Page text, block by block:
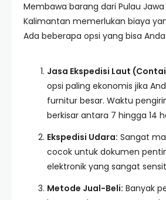
Membawa barang dari Pulau
Kalimantan memerlukan biaya
Ada beberapa opsi yang bisa
Jasa Ekspedisi Laut
opsi paling ekonomis jika
furnitur besar. Waktu
berkisar antara 7 hingga 14
Ekspedisi Udara: Sangat
cocok untuk dokumen
elektronik yang sangat
Metode Jual-Beli: Banyak